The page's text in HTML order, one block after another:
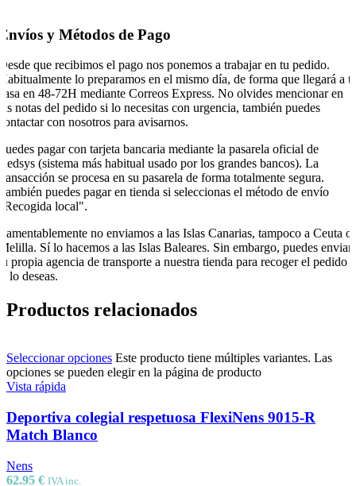
y Métodos de Pago
que recibimos el pago nos ponemos a trabajar en tu pedido.
lo preparamos en el mismo día, de forma que llegará a
en 48-72H mediante Correos Express. No olvides mencionar en
notas del pedido si lo necesitas con urgencia, también puedes
con nosotros para avisarnos.
pagar con tarjeta bancaria mediante la pasarela oficial de
(sistema más habitual usado por los grandes bancos). La
se procesa en su pasarela de forma totalmente segura.
puedes pagar en tienda si seleccionas el método de envío
local".
no enviamos a las Islas Canarias, tampoco a Ceuta o
Sí lo hacemos a las Islas Baleares. Sin embargo, puedes enviar
propia agencia de transporte a nuestra tienda para recoger el pedido
lo deseas.
Productos relacionados
Seleccionar opciones Este producto tiene múltiples variantes. Las
opciones se pueden elegir en la página de producto
Vista rápida
Deportiva colegial respetuosa FlexiNens 9015-R
Match Blanco
Nens
62.95 € IVA inc.